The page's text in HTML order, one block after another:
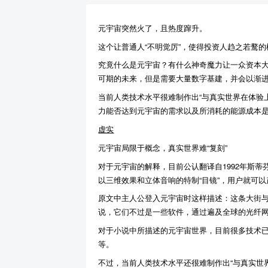
元宇宙突然火了，且热度蹿升。
这个让普通人“不明觉厉”，使得投资人趋之若鹜
究竟什么是元宇宙？有什么神奇魔力让一众资本
可期的未来，但是需要大量数字基建，并会以渐
当前人类技术水平很难制作出“与真实世界在体
力能否达到元宇宙的需求以及所消耗的能源成本
虚实
元宇宙局限于概念，真实世界难“复刻”
对于元宇宙的解释，目前公认翻译自1992年斯
以三维效果和立体音响的特制“目镜”，用户就可
原文中主人公登入元宇宙时这样描述：这条大
说，它们不过是一些软件，通过遍及全球的光纤
对于小说中所描述的元宇宙世界，目前很多技术
等。
不过，当前人类技术水平还很难制作出“与真实